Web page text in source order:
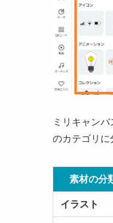
ミリキャン
のカテゴリに
素材の分
イラスト